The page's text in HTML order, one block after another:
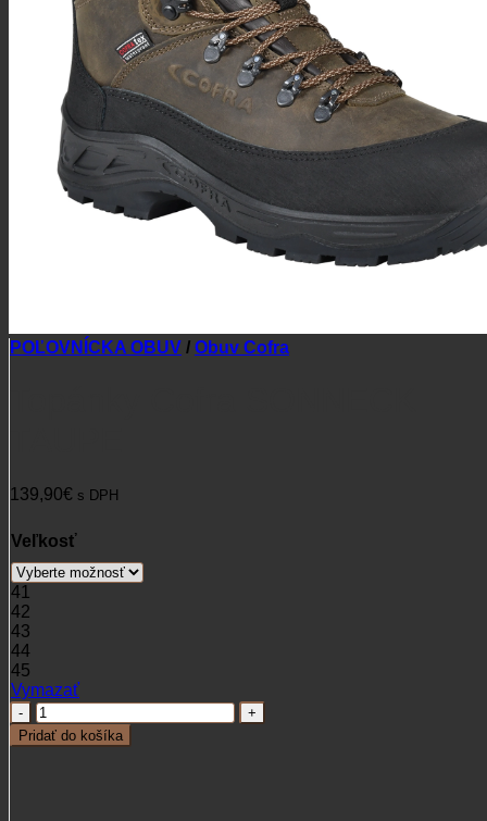
Žiadne produkty v košíku.
Vrátiť sa do obchodu
POĽOVNÍCKA OBUV / Obuv Cofra
139,90€ s DPH
Veľkosť
41
42
43
44
45
Vymazať
množstvo
Topánky
Cofra
Pridať do košíka